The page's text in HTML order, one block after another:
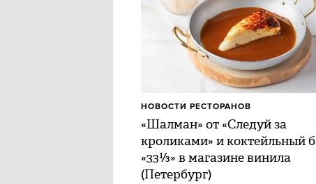
«Шалман» от «Следуй за
кроликами» и коктейльный
«33⅓» в магазине винила
(Петербург)
НОВОСТИ РЕСТОРАНОВ